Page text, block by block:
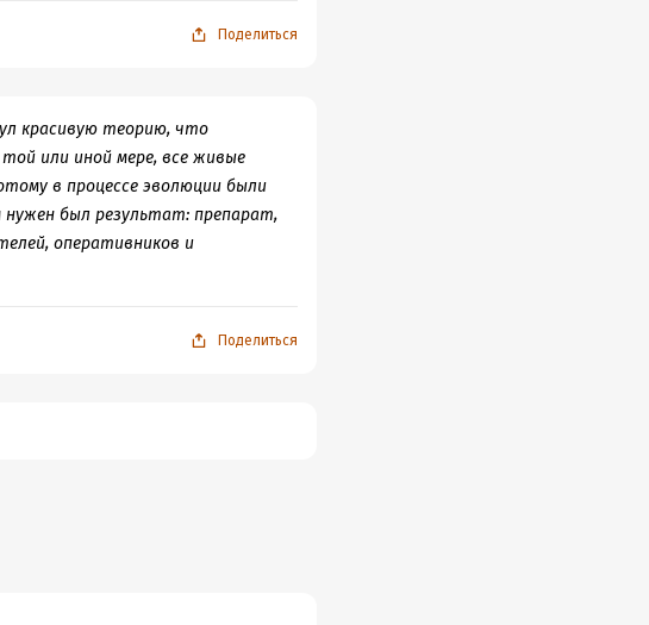
Поделиться
красивую теорию, что
или иной мере, все живые
в процессе эволюции были
был результат: препарат,
оперативников и
Поделиться